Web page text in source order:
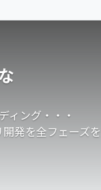
ィング・・・
発を全フェーズ